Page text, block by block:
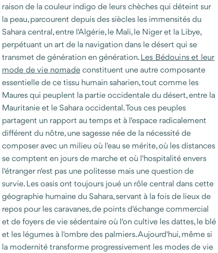
raison de la couleur indigo de leurs chèches qui déteint sur
la peau, parcourent depuis des siècles les immensités du
Sahara central, entre l'Algérie, le Mali, le Niger et la Libye,
perpétuant un art de la navigation dans le désert qui se
transmet de génération en génération.Les Bédouins et leur
mode de vie nomadeconstituent une autre composante
essentielle de ce tissu humain saharien, tout comme les
Maures qui peuplent la partie occidentale du désert, entre la
Mauritanie et le Sahara occidental. Tous ces peuples
partagent un rapport au temps et à l'espace radicalement
différent du nôtre, une sagesse née de la nécessité de
composer avec un milieu où l'eau se mérite, où les distances
se comptent en jours de marche et où l'hospitalité envers
l'étranger n'est pas une politesse mais une question de
survie. Les oasis ont toujours joué un rôle central dans cette
géographie humaine du Sahara, servant à la fois de lieux de
repos pour les caravanes, de points d'échange commercial
et de foyers de vie sédentaire où l'on cultive les dattes, le blé
et les légumes à l'ombre des palmiers. Aujourd'hui, même si
la modernité transforme progressivement les modes de vie